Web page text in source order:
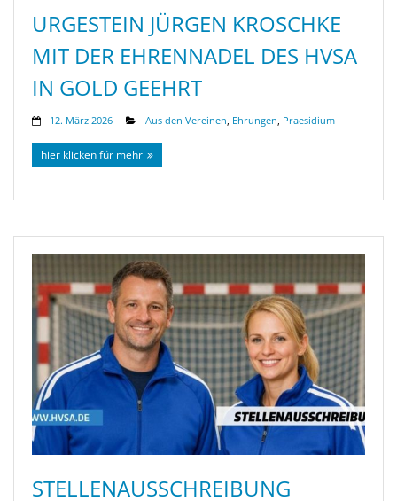
URGESTEIN JÜRGEN KROSCHKE
MIT DER EHRENNADEL DES HVSA
IN GOLD GEEHRT
12. März 2026 Aus den Vereinen, Ehrungen, Praesidium
hier klicken für mehr
STELLENAUSSCHREIBUNG